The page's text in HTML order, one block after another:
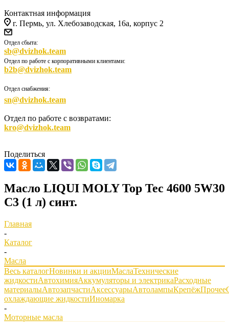
Контактная информация
г. Пермь, ул. Хлебозаводская, 16а, корпус 2
Отдел сбыта:
sb@dvizhok.team
Отдел по работе с корпоративными клиентами:
b2b@dvizhok.team
Отдел снабжения:
sn@dvizhok.team
Отдел по работе с возвратами:
kro@dvizhok.team
Поделиться
Масло LIQUI MOLY Top Tec 4600 5W30
C3 (1 л) синт.
Главная
-
Каталог
-
Масла
Весь каталогНовинки и акцииМаслаТехнические
жидкостиАвтохимияАккумуляторы и электрикаРасходные
материалыАвтозапчастиАксессуарыАвтолампыКрепёжПрочее
охлаждающие жидкостиИномарка
-
Моторные масла